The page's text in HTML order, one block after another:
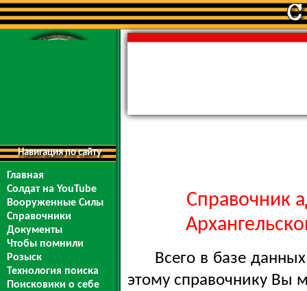
Навигация по сайту
Главная
Солдат на YouTube
Вооруженные Силы
Справочники
Документы
Чтобы помнили
Розыск
Технология поиска
Поисковики о себе
Справочник
Всего в базе
этому справочнику Вы